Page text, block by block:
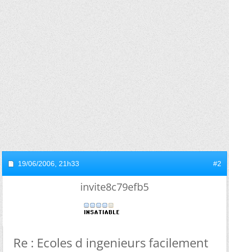
19/06/2006, 21h33 #2
invite8c79efb5
Re : Ecoles d ingenieurs facilement